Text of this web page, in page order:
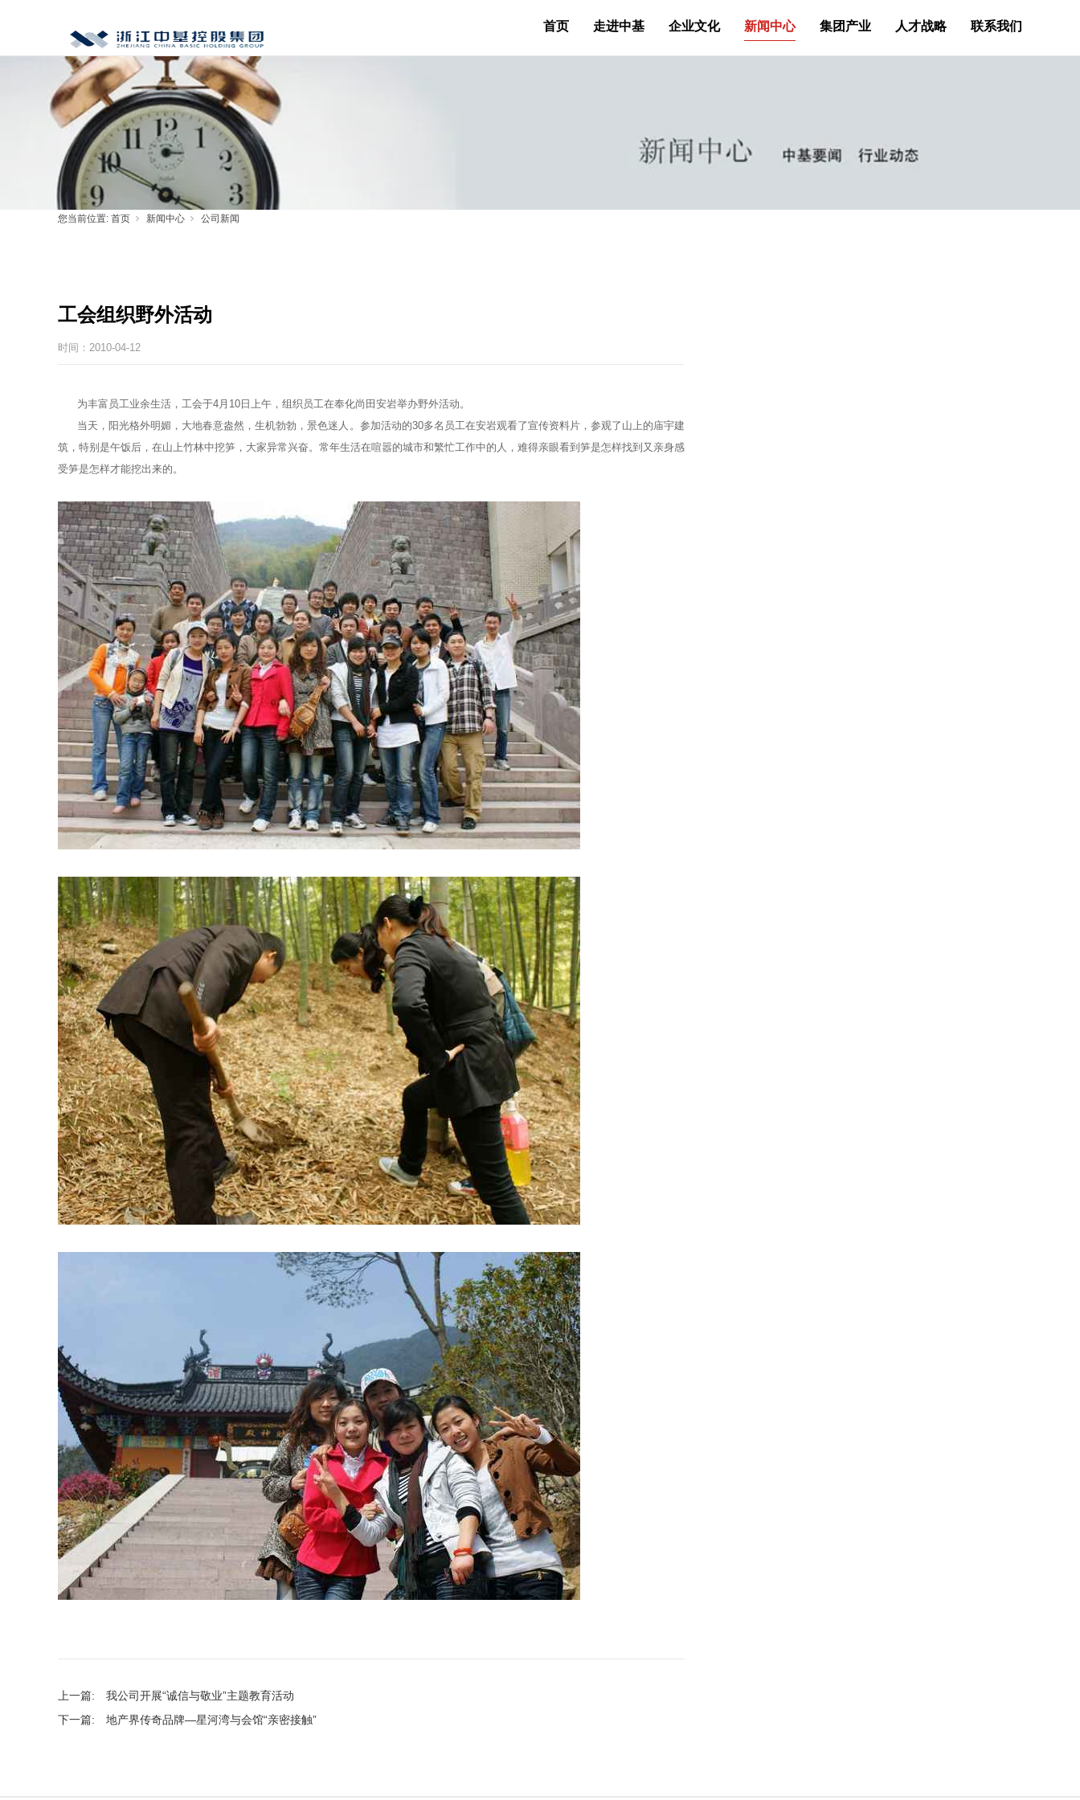
首页 走进中基 企业文化 新闻中心 集团产业 人才战略 联系我们
您当前位置: 首页 新闻中心 公司新闻
工会组织野外活动
时间： 2010-04-12
为丰富员工业余生活，工会于4月10日上午，组织员工在奉化尚田安岩举办野外活动。
当天，阳光格外明媚，大地春意盎然，生机勃勃，景色迷人。参加活动的30多名员工在安岩观看了宣传资料片，参观了山上的庙宇建
筑，特别是午饭后，在山上竹林中挖笋，大家异常兴奋。常年生活在喧嚣的城市和繁忙工作中的人，难得亲眼看到笋是怎样找到又亲身感
受笋是怎样才能挖出来的。
上一篇:
我公司开展“诚信与敬业”主题教育活动
下一篇:
地产界传奇品牌—星河湾与会馆“亲密接触”